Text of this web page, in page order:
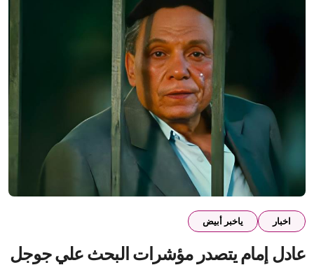
اخبار ياخبر أبيض
عادل إمام يتصدر مؤشرات البحث علي جوجل